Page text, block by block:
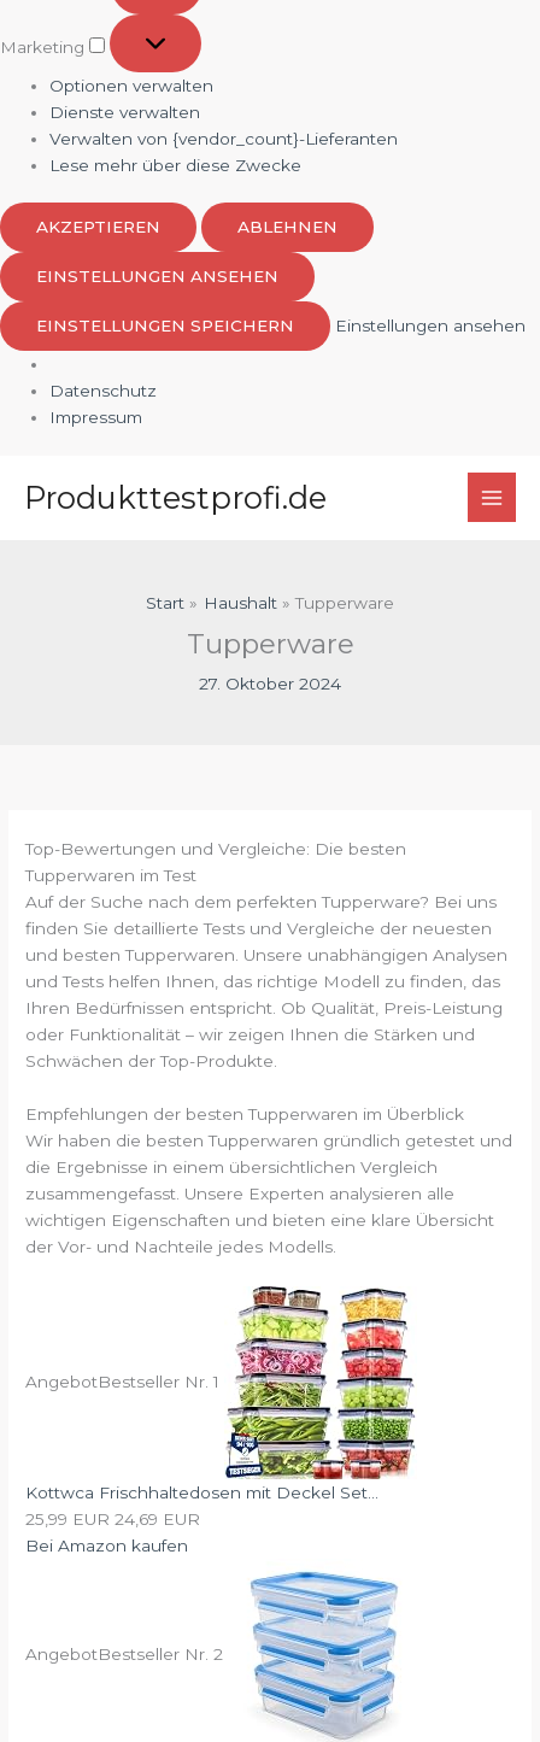
Marketing
Marketing
Optionen verwalten
Dienste verwalten
Verwalten von {vendor_count}-Lieferanten
Lese mehr über diese Zwecke
AKZEPTIEREN ABLEHNEN
EINSTELLUNGEN ANSEHEN
EINSTELLUNGEN SPEICHERN Einstellungen ansehen
Datenschutz
Impressum
InhaltProdukttestprofi.de
Start Haushalt Tupperware
Tupperware
27. Oktober 2024
Top-Bewertungen und Vergleiche: Die besten
Tupperwaren im Test
Auf der Suche nach dem perfekten Tupperware? Bei uns
finden Sie detaillierte Tests und Vergleiche der neuesten
und besten Tupperwaren. Unsere unabhängigen Analysen
und Tests helfen Ihnen, das richtige Modell zu finden, das
Ihren Bedürfnissen entspricht. Ob Qualität, Preis-Leistung
oder Funktionalität – wir zeigen Ihnen die Stärken und
Schwächen der Top-Produkte.
Empfehlungen der besten Tupperwaren im Überblick
Wir haben die besten Tupperwaren gründlich getestet und
die Ergebnisse in einem übersichtlichen Vergleich
zusammengefasst. Unsere Experten analysieren alle
wichtigen Eigenschaften und bieten eine klare Übersicht
der Vor- und Nachteile jedes Modells.
AngebotBestseller Nr. 1
Kottwca Frischhaltedosen mit Deckel Set...
25,99 EUR 24,69 EUR
Bei Amazon kaufen
AngebotBestseller Nr. 2